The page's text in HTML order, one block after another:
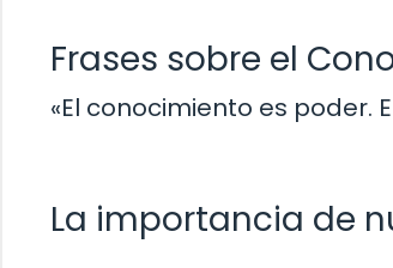
Frases sobre el
«El conocimiento es poder.
La importancia de